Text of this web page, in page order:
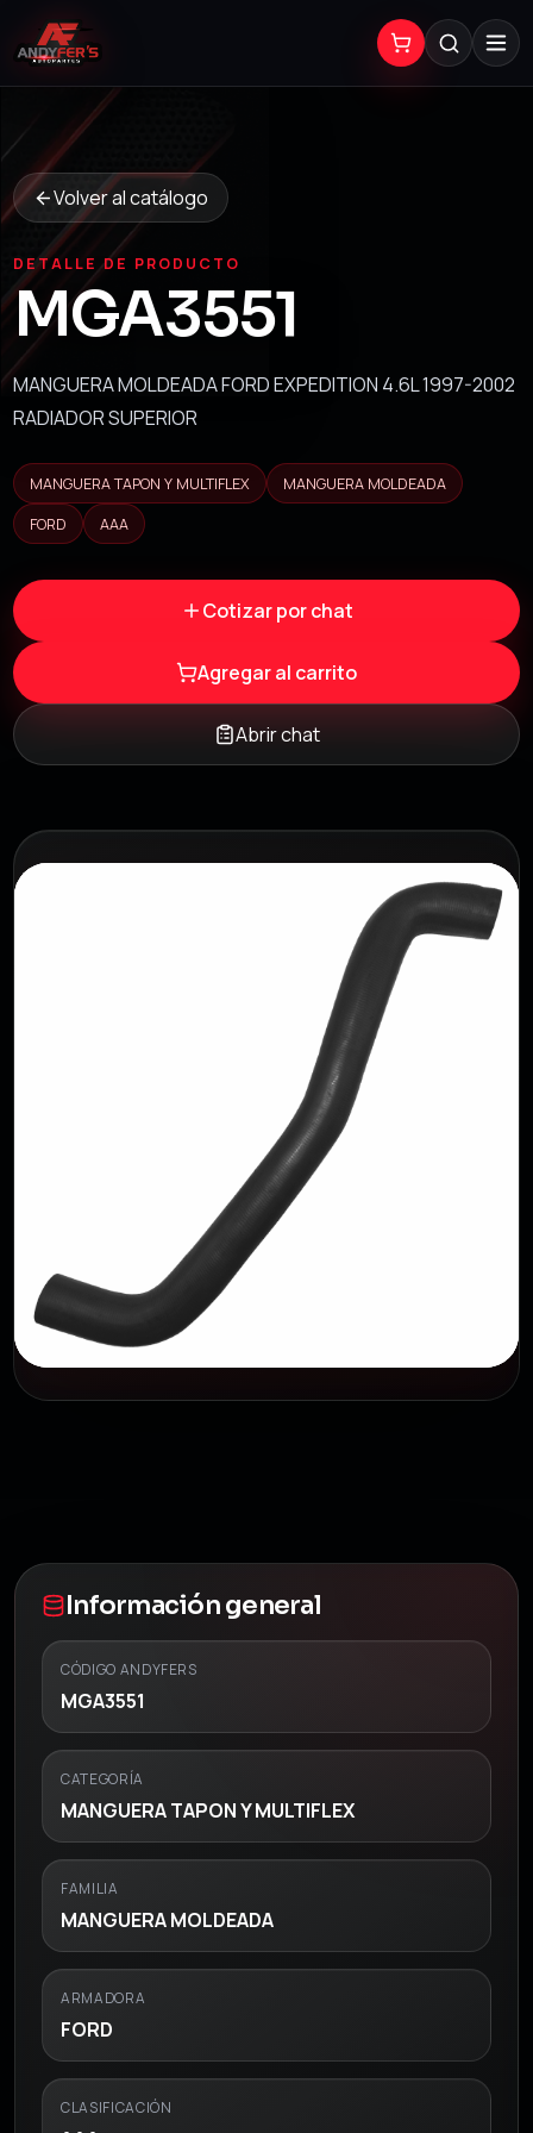
Volver al catálogo
DETALLE DE PRODUCTO
MGA3551
MANGUERA MOLDEADA FORD EXPEDITION 4.6L 1997-2002
RADIADOR SUPERIOR
MANGUERA TAPON Y MULTIFLEX
MANGUERA MOLDEADA
FORD
AAA
Cotizar por chat
Agregar al carrito
Abrir chat
Información general
CÓDIGO ANDYFERS
MGA3551
CATEGORÍA
MANGUERA TAPON Y MULTIFLEX
FAMILIA
MANGUERA MOLDEADA
ARMADORA
FORD
CLASIFICACIÓN